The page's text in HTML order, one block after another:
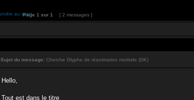
Page 1 sur 1 [ 2 messages ]
Sujet du message: Cherche Glyphe de réanimation morbide (DK)
Hello,
Tout est dans le titre